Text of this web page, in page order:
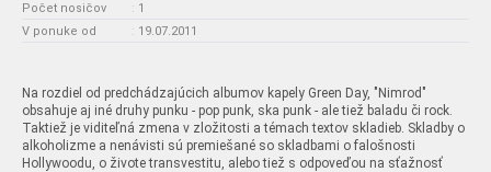
Počet nosičov
: 1
V ponuke od
: 19.07.2011
Na rozdiel od predchádzajúcich albumov kapely Green Day, "Nimrod"
obsahuje aj iné druhy punku - pop punk, ska punk - ale tiež baladu či rock.
Taktiež je viditeľná zmena v zložitosti a témach textov skladieb. Skladby o
alkoholizme a nenávisti sú premiešané so skladbami o falošnosti
Hollywoodu, o živote transvestitu, alebo tiež s odpoveďou na sťažnosť